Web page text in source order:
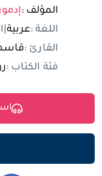
المؤلف :
اللغة :عربية
القارئ :
فئة الكتاب :